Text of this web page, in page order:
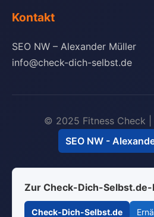
Kontakt
SEO NW – Alexander Müller
info@check-dich-selbst.de
© 2025 Fitness Check |
SEO NW -
Zur Check-Dich-Selbst.de-
Check-Dich-Selbst.de